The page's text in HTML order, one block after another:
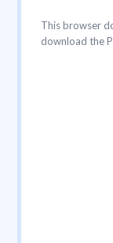
This browser
download the